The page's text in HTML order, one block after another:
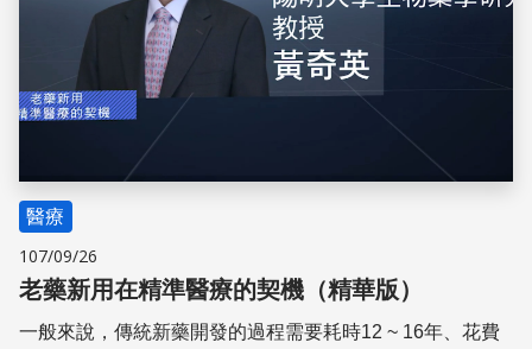
醫療
107/09/26
老藥新用在精準醫療的契機（精華版）
一般來說，傳統新藥開發的過程需要耗時12 ~ 16年、花費